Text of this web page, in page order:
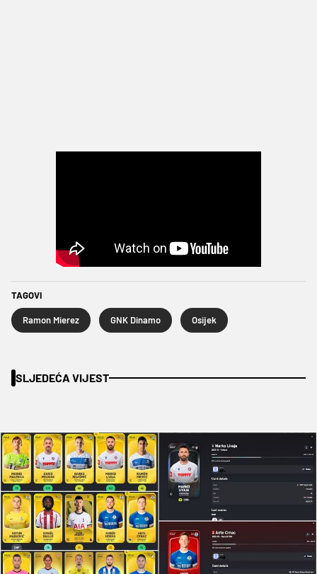
TAGOVI
Ramon Mierez GNK Dinamo Osijek
SLJEDEĆA VIJEST